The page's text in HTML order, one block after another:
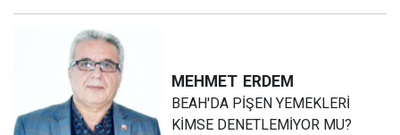
MEHMET ERDEM
BEAH'DA PİŞEN YEMEKLERİ
KİMSE DENETLEMİYOR MU?